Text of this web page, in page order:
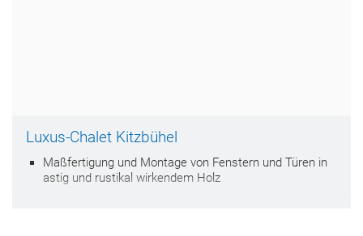
Luxus-Chalet Kitzbühel
Maßfertigung und Montage von Fenstern und Türen in
astig und rustikal wirkendem Holz